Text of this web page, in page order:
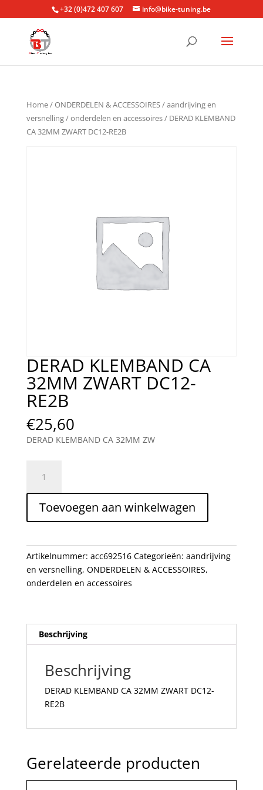
+32 (0)472 407 607 info@bike-tuning.be
Home/ONDERDELEN & ACCESSOIRES/aandrijving en
versnelling/onderdelen en accessoires/ DERAD KLEMBAND
CA 32MM ZWART DC12-RE2B
DERAD KLEMBAND CA
32MM ZWART DC12-
RE2B
€25,60
DERAD KLEMBAND CA 32MM ZW
KLEMBAND
CA
32MM
ZWART
RE2B
aantal
Toevoegen aan winkelwagen
Artikelnummer: acc692516 Categorieën: aandrijving
en versnelling, ONDERDELEN & ACCESSOIRES,
onderdelen en accessoires
Beschrijving
Beschrijving
DERAD KLEMBAND CA 32MM ZWART DC12-
RE2B
Gerelateerde producten